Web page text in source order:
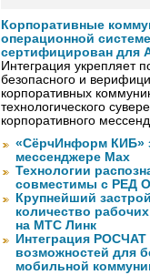
Корпоративные
операционной
сертифицирован для
Интеграция укрепляет
безопасного и
корпоративных
технологического
корпоративного
«СёрчИнформ КИБ»
мессенджере Max
Технологии
совместимы с РЕД
Крупнейший
количество
на МТС Линк
Интеграция
возможностей для
мобильной